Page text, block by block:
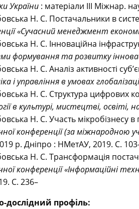
України : матеріали ІІІ Міжнар.
Н. С. Постачальники в
«Сучасний менеджмент
Н. С. Інноваційна
формування та розвитку
Н. С. Аналіз активності
і управління в умовах
Н. С. Структура цифрових
в культурі, мистецтві, освіті,
Н. С. Участь мікробізнесу в
конференції (за міжнародною
р. Дніпро : НМетАУ, 2019. С.
Н. С. Трансформація
конференції «Інформаційні
С. 236–
дослідний профіль: